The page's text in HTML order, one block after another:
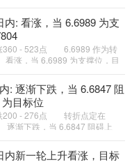
: 看涨，当 6.6989 为支
- 523点 6.6989 作为转
，当 6.6989 为支撑位，目
6.: 逐渐下跌，当 6.6847 阻
目标位
200 - 276点 转折点定在
下跌，当 6.6847 阻碍上
方
内新一轮上升看涨，目标